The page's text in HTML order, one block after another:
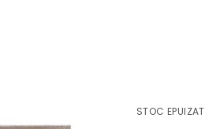
STOC EPUIZAT